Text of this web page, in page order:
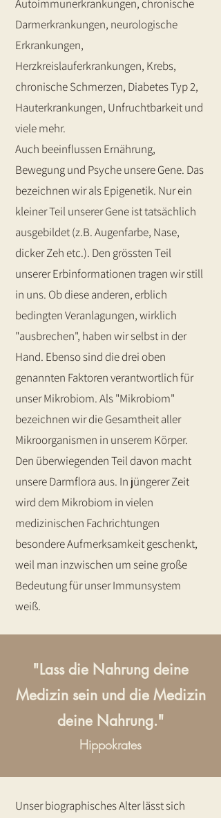
Autoimmunerkrankungen, chronische
Darmerkrankungen, neurologische
Erkrankungen,
Herzkreislauferkrankungen, Krebs,
chronische Schmerzen, Diabetes Typ 2,
Hauterkrankungen, Unfruchtbarkeit und
viele mehr.
Auch beeinflussen Ernährung,
Bewegung und Psyche unsere Gene. Das
bezeichnen wir als Epigenetik. Nur ein
kleiner Teil unserer Gene ist tatsächlich
ausgebildet (z.B. Augenfarbe, Nase,
dicker Zeh etc.). Den grössten Teil
unserer Erbinformationen tragen wir still
in uns. Ob diese anderen, erblich
bedingten Veranlagungen, wirklich
"ausbrechen", haben wir selbst in der
Hand. Ebenso sind die drei oben
genannten Faktoren verantwortlich für
unser Mikrobiom. Als "Mikrobiom"
bezeichnen wir die Gesamtheit aller
Mikroorganismen in unserem Körper.
Den überwiegenden Teil davon macht
unsere Darmflora aus. In jüngerer Zeit
wird dem Mikrobiom in vielen
medizinischen Fachrichtungen
besondere Aufmerksamkeit geschenkt,
weil man inzwischen um seine große
Bedeutung für unser Immunsystem
weiß.
"Lass die Nahrung deine
Medizin sein und die Medizin
deine Nahrung."
Hippokrates
Unser biographisches Alter lässt sich